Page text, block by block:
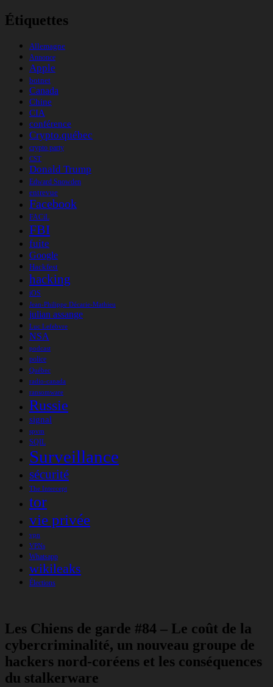
Étiquettes
Allemagne
Annonce
Apple
botnet
Canada
Chine
CIA
conférence
Crypto.québec
crypto party
CST
Donald Trump
Edward Snowden
entrevue
Facebook
FACiL
FBI
fuite
Google
Hackfest
hacking
iOS
Jean-Philippe Décarie-Mathieu
julian assange
Luc Lefebvre
NSA
podcast
police
Québec
radio-canada
ransomware
Russie
signal
spvm
SQIL
Surveillance
sécurité
The Intercept
tor
vie privée
vpn
VPNs
Whatsapp
wikileaks
Élections
Les Chiens de garde #84 – Le coût de la
cybercriminalité, un nouveau groupe de
hackers nord-coréens et les conséquences
du stalkerware